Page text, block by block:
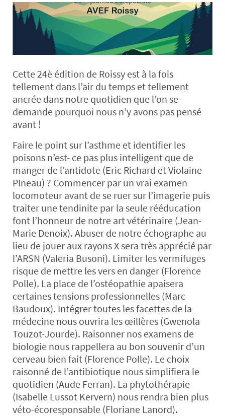
Cette 24è édition de Roissy est à la fois
tellement dans l’air du temps et tellement
ancrée dans notre quotidien que l’on se
demande pourquoi nous n’y avons pas pensé
avant !
Faire le point sur l’asthme et identifier les
poisons n’est- ce pas plus intelligent que de
manger de l’antidote (Eric Richard et Violaine
PIneau) ? Commencer par un vrai examen
locomoteur avant de se ruer sur l’imagerie puis
traiter une tendinite par la seule rééducation
font l’honneur de notre art vétérinaire (Jean-
Marie Denoix). Abuser de notre échographe au
lieu de jouer aux rayons X sera très apprécié par
l’ARSN (Valeria Busoni). Limiter les vermifuges
risque de mettre les vers en danger (Florence
Polle). La place de l’ostéopathie apaisera
certaines tensions professionnelles (Marc
Baudoux). Intégrer toutes les facettes de la
médecine nous ouvrira les œillères (Gwenola
Touzot-Jourde). Raisonner nos examens de
biologie nous rappellera au bon souvenir d’un
cerveau bien fait (Florence Polle). Le choix
raisonné de l’antibiotique nous simplifiera le
quotidien (Aude Ferran). La phytothérapie
(Isabelle Lussot Kervern) nous rendra bien plus
véto-écoresponsable (Floriane Lanord).